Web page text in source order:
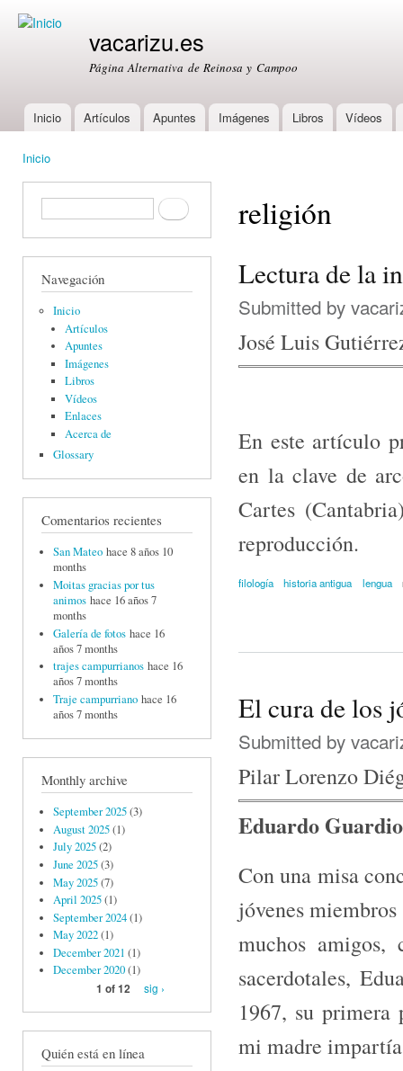
vacarizu.es
Página Alternativa de Reinosa y Campoo
Main menu
Inicio Artículos Apuntes Imágenes Libros Vídeos
Inicio
Formulario de búsquedaBuscar
Navegación
Inicio
Artículos
Apuntes
Imágenes
Libros
Vídeos
Enlaces
Acerca de
Glossary
Comentarios recientes
San Mateo hace 8 años 10
months
Moitas gracias por tus
animos hace 16 años 7
months
Galería de fotos hace 16
años 7 months
trajes campurrianos hace 16
años 7 months
Traje campurriano hace 16
años 7 months
Monthly archive
September 2025(3)
August 2025(1)
July 2025(2)
June 2025(3)
May 2025(7)
April 2025(1)
September 2024(1)
May 2022(1)
December 2021 (1)
December 2020(1)
1 of 12
sig ›
Quién está en línea
religión
Lectura de la
Submitted by
José Luis
En este artículo
en la clave de
Cartes
reproducción.
filología historia antigua lengua
El cura de los
Submitted by
Pilar Lorenzo
Eduardo
Con una misa
jóvenes
muchos
sacerdotales,
1967, su
mi madre